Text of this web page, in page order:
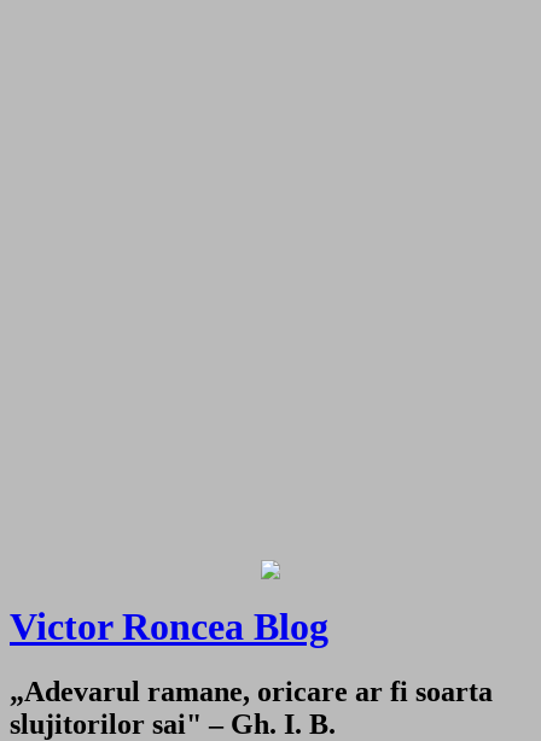
Victor Roncea Blog
„Adevarul ramane, oricare ar fi soarta
slujitorilor sai" – Gh. I. B.